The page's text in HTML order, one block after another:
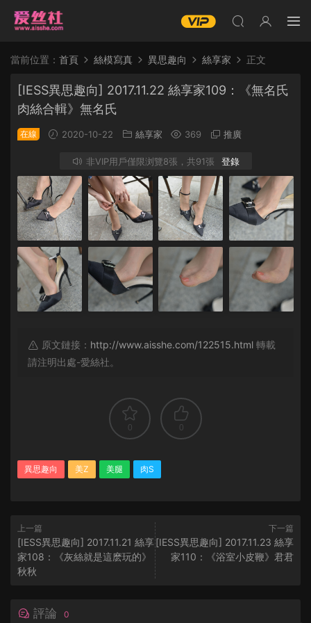
當前位置： 首頁 絲模寫真 異思趣向 絲享家 正文
[IESS異思趣向] 2017.11.22 絲享家109：《無名氏
肉絲合輯》無名氏
在線 2020-10-22 絲享家 369 推廣
非VIP用戶僅限浏覽8張，共91張 登錄
原文鏈接： http://www.aisshe.com/122515.html 轉載
請注明出處-愛絲社。
0 0
異思趣向 美Z 美腿 肉S
上一篇
[IESS異思趣向] 2017.11.21 絲享
家108：《灰絲就是這麽玩的》
秋秋
下一篇
[IESS異思趣向] 2017.11.23 絲享
家110：《浴室小皮鞭》君君
評論 0